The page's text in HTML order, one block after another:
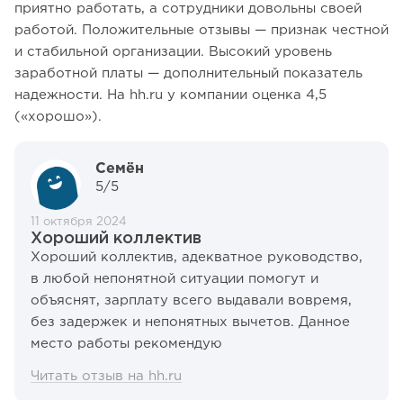
приятно работать, а сотрудники довольны своей
работой. Положительные отзывы — признак честной
и стабильной организации. Высокий уровень
заработной платы — дополнительный показатель
надежности. На hh.ru у компании оценка 4,5
(«хорошо»).
Семён
5/5
11 октября 2024
Хороший коллектив
Хороший коллектив, адекватное руководство,
в любой непонятной ситуации помогут и
объяснят, зарплату всего выдавали вовремя,
без задержек и непонятных вычетов. Данное
место работы рекомендую
Читать отзыв на hh.ru